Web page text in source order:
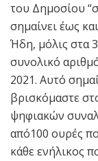
του Δημοσίου
σημαίνει έως
Ήδη, μόλις στα
συνολικό
2021. Αυτό
βρισκόμαστε
ψηφιακών
από100 ουρές
κάθε ενήλικος